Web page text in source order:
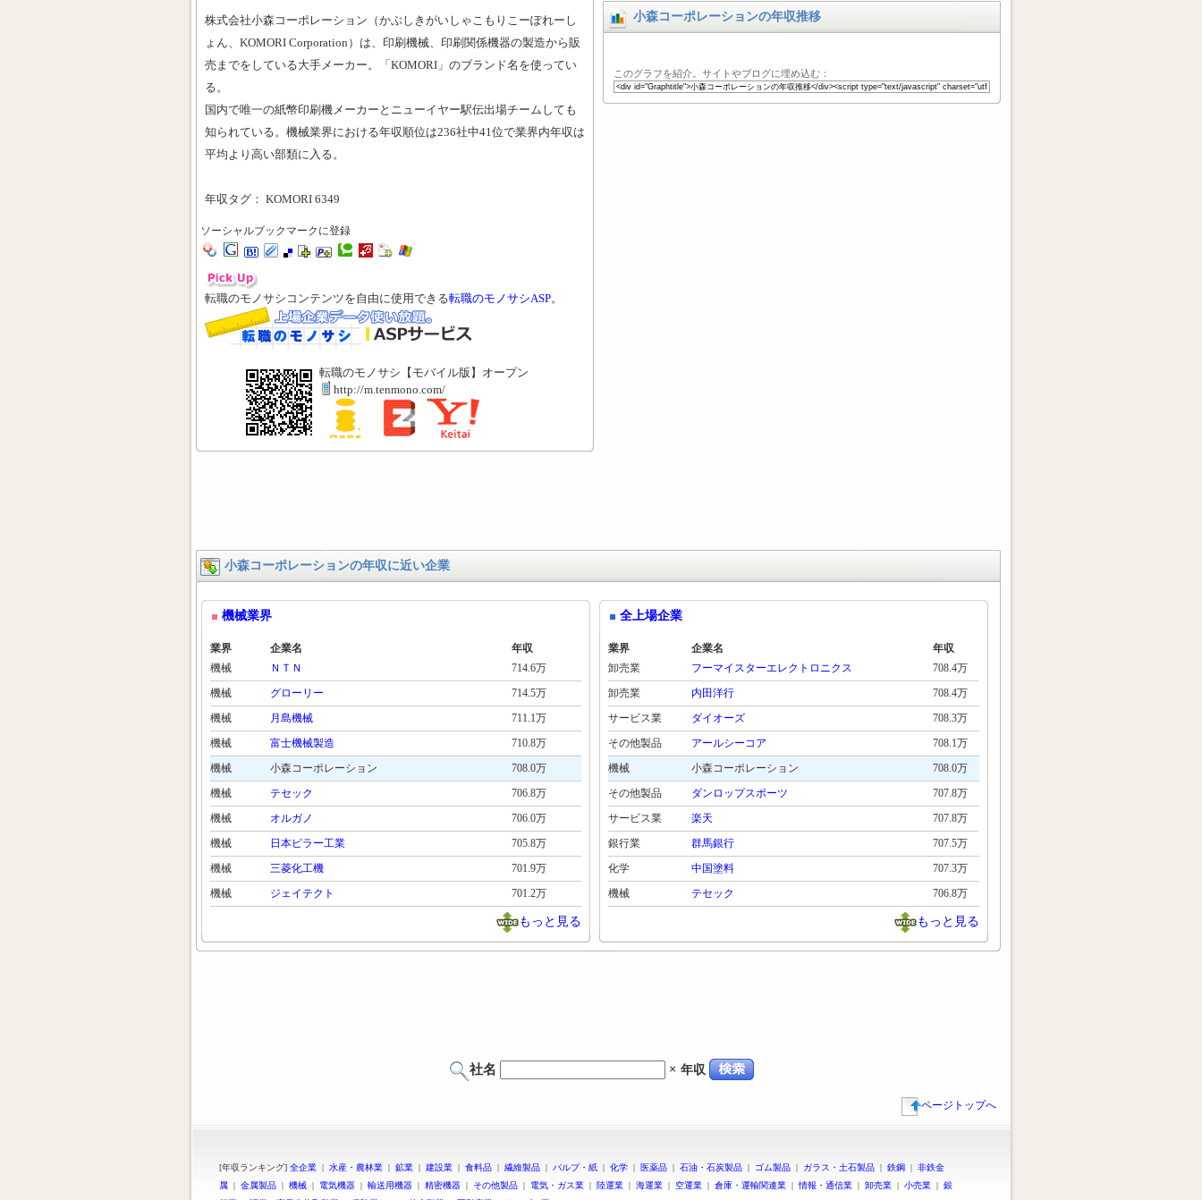
株式会社小森コーポレーション（かぶしきがいしゃこもりこーぽれーし
ょん、KOMORI Corporation）は、印刷機械、印刷関係機器の製造から販
売までをしている大手メーカー。「KOMORI」のブランド名を使ってい
る。
国内で唯一の紙幣印刷機メーカーとニューイヤー駅伝出場チームしても
知られている。機械業界における年収順位は236社中41位で業界内年収は
平均より高い部類に入る。
年収タグ： KOMORI 6349
ソーシャルブックマークに登録
転職のモノサシコンテンツを自由に使用できる転職のモノサシASP。
転職のモノサシ【モバイル版】オープン
http://m.tenmono.com/
小森コーポレーションの年収推移
このグラフを紹介。サイトやブログに埋め込む：
小森コーポレーションの年収に近い企業
機械業界
業界 企業名
年収
機械
ＮＴＮ
714.6万
機械
グローリー
714.5万
機械
月島機械
711.1万
機械
富士機械製造
710.8万
機械
小森コーポレーション
708.0万
機械
テセック
706.8万
機械
オルガノ
706.0万
機械
日本ピラー工業
705.8万
機械
三菱化工機
701.9万
機械
ジェイテクト 701.2万
もっと見る
全上場企業
業界 企業名
年収
卸売業
フーマイスターエレクトロニクス
708.4万
卸売業
内田洋行
708.4万
サービス業
ダイオーズ
708.3万
その他製品
アールシーコア
708.1万
機械
小森コーポレーション
708.0万
その他製品
ダンロップスポーツ
707.8万
サービス業
楽天
707.8万
銀行業
群馬銀行
707.5万
化学
中国塗料
707.3万
機械
テセック 706.8万
もっと見る
社名 × 年収
ページトップへ
[年収ランキング] 全企業 | 水産・農林業 | 鉱業 | 建設業 | 食料品 | 繊維製品 | パルプ・紙 | 化学 | 医薬品 | 石油・石炭製品 | ゴム製品 | ガラス・土石製品 | 鉄鋼 | 非鉄金
属 | 金属製品 | 機械 | 電気機器 | 輸送用機器 | 精密機器 | その他製品 | 電気・ガス業 | 陸運業 | 海運業 | 空運業 | 倉庫・運輸関連業 | 情報・通信業 | 卸売業 | 小売業 | 銀